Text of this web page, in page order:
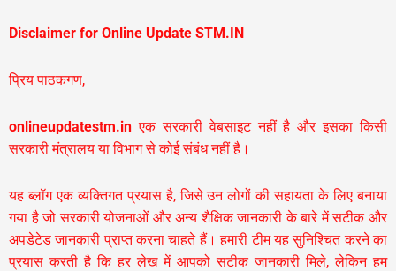
Disclaimer for Online Update STM.IN
प्रिय पाठकगण,
onlineupdatestm.in एक सरकारी वेबसाइट नहीं है और इसका किसी
सरकारी मंत्रालय या विभाग से कोई संबंध नहीं है।
यह ब्लॉग एक व्यक्तिगत प्रयास है, जिसे उन लोगों की सहायता के लिए बनाया
गया है जो सरकारी योजनाओं और अन्य शैक्षिक जानकारी के बारे में सटीक और
अपडेटेड जानकारी प्राप्त करना चाहते हैं। हमारी टीम यह सुनिश्चित करने का
प्रयास करती है कि हर लेख में आपको सटीक जानकारी मिले, लेकिन हम